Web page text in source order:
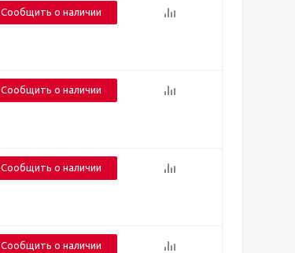
Сообщить о наличии
Сообщить о наличии
Сообщить о наличии
Сообщить о наличии